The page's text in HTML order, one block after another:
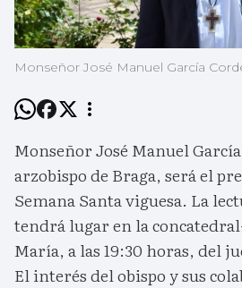
Monseñor José Manuel García
Monseñor José Manuel
arzobispo de Braga, será el
Semana Santa viguesa. La
tendrá lugar en la
María, a las 19:30 horas, del
El interés del obispo y sus